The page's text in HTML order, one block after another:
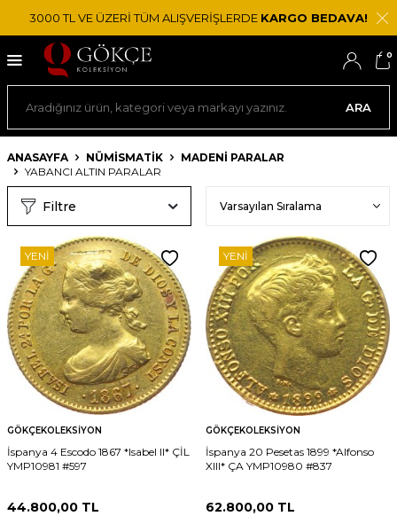
3000 TL VE ÜZERİ TÜM ALIŞVERİŞLERDE KARGO BEDAVA!
ARA
0
ANASAYFA NÜMİSMATİK
MADENI PARALAR
YABANCI ALTIN PARALAR
Filtre
YENI
GÖKÇEKOLEKSIYON
İspanya 4 Escodo 1867 *Isabel II* ÇİL
YMP10981 #597
44.800,00 TL
YENI
GÖKÇEKOLEKSIYON
İspanya 20 Pesetas 1899 *Alfonso
XIII* ÇA YMP10980 #837
62.800,00 TL